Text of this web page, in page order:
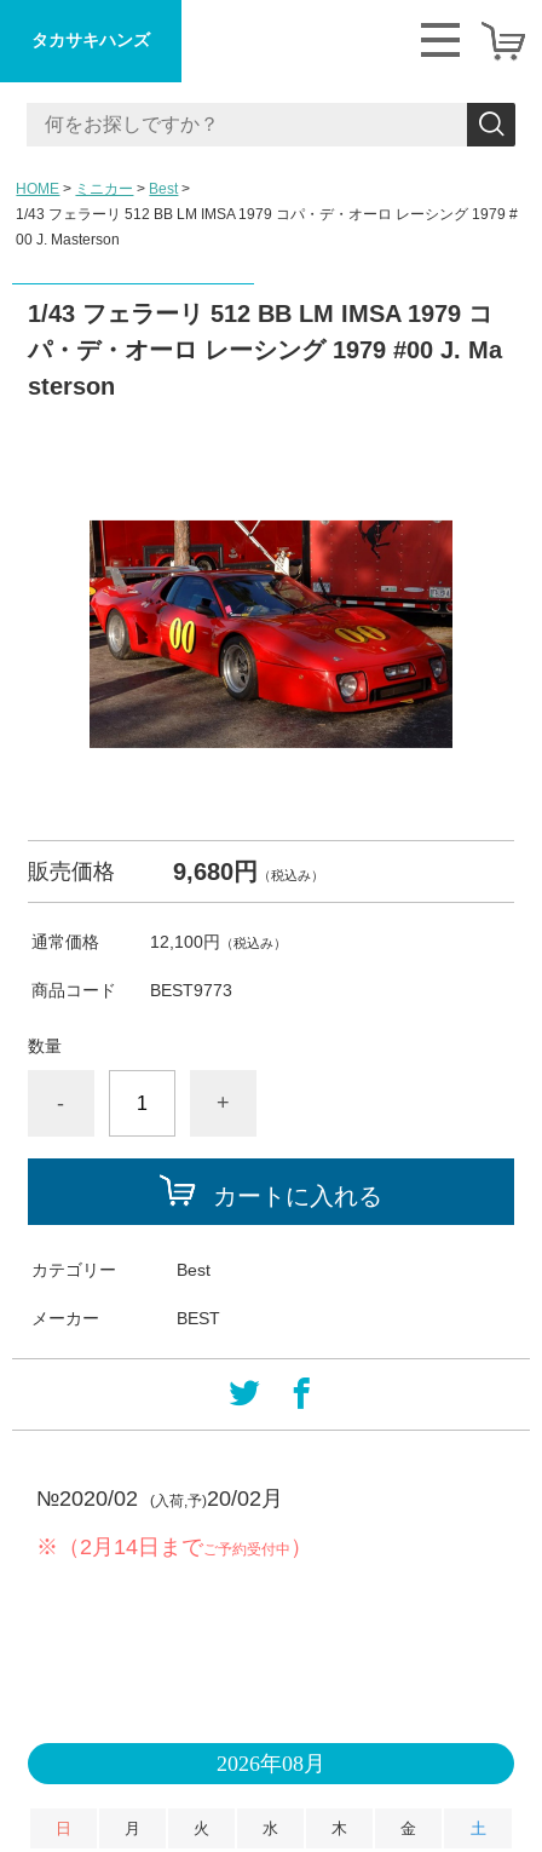
タカサキハンズ
HOME ミニカー
Best
1/43 フェラーリ 512 BB LM IMSA 1979 コパ・デ・オーロ レーシング 1979 #
00 J. Masterson
1/43 フェラーリ 512 BB LM IMSA 1979 コ
パ・デ・オーロ レーシング 1979 #00 J. Ma
sterson
販売価格 9,680円 （税込み）
通常価格 12,100円 （税込み）
商品コード BEST9773
数量
- +
カートに入れる
カテゴリー Best
メーカー BEST
№2020/02 (入荷,予)20/02月
※（2月14日までご予約受付中 ）
2026年08月
日 月 火 水 木 金 土